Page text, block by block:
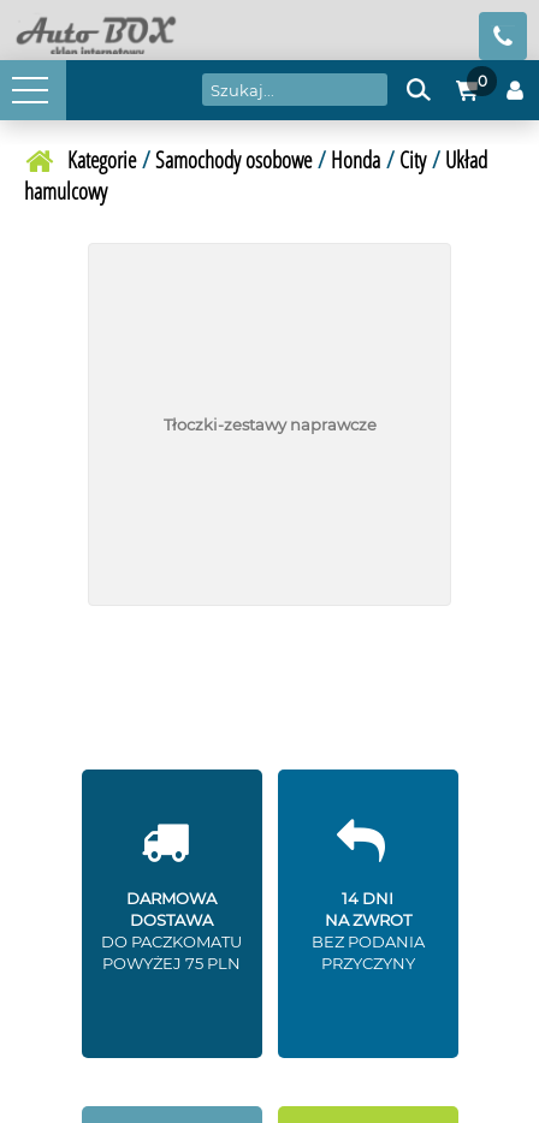
0
Kategorie/Samochody osobowe/ Honda/ City/ Układ
hamulcowy
Tłoczki-zestawy naprawcze
DARMOWA
DOSTAWA
DO PACZKOMATU
POWYŻEJ 75 PLN
14 DNI
NA ZWROT
BEZ PODANIA
PRZYCZYNY